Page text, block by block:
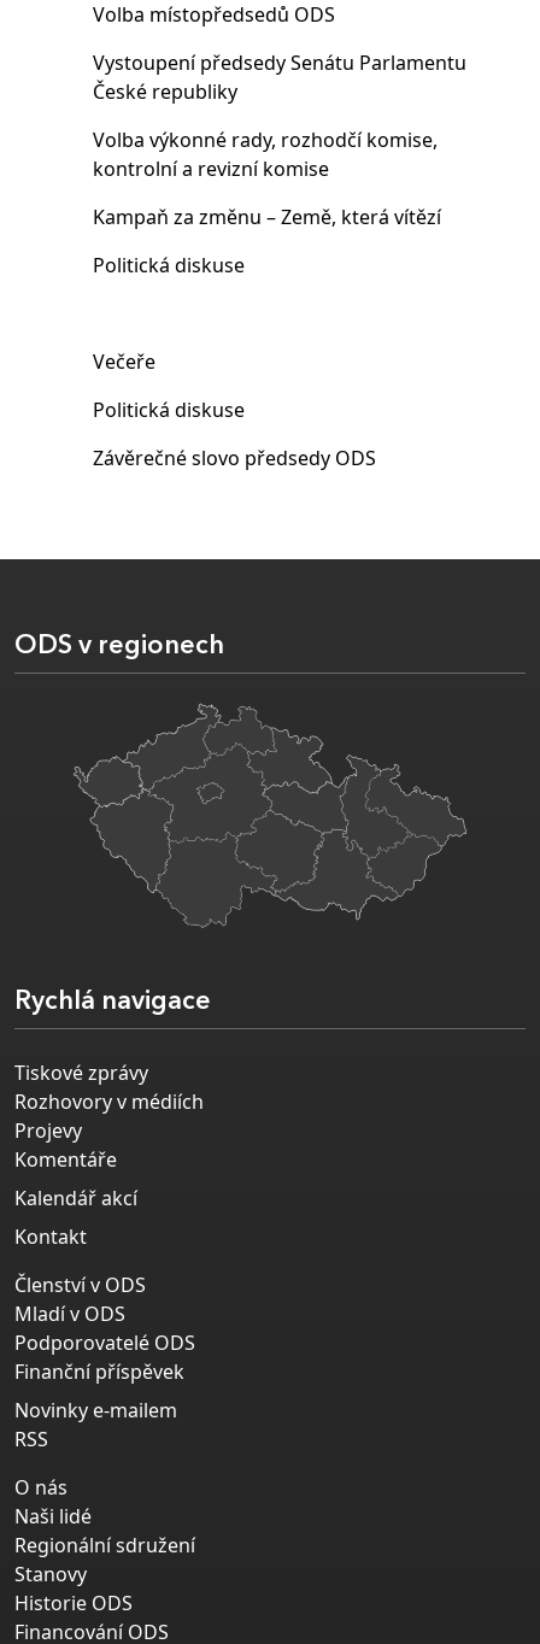
Volba místopředsedů ODS
Vystoupení předsedy Senátu Parlamentu
České republiky
Volba výkonné rady, rozhodčí komise,
kontrolní a revizní komise
Kampaň za změnu – Země, která vítězí
Politická diskuse
Večeře
Politická diskuse
Závěrečné slovo předsedy ODS
ODS v regionech
Rychlá navigace
Tiskové zprávy
Rozhovory v médiích
Projevy
Komentáře
Kalendář akcí
Kontakt
Členství v ODS
Mladí v ODS
Podporovatelé ODS
Finanční příspěvek
Novinky e-mailem
RSS
O nás
Naši lidé
Regionální sdružení
Stanovy
Historie ODS
Financování ODS